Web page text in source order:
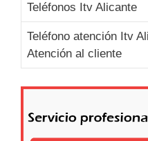
Teléfonos Itv Alicante
Teléfono atención Itv
Atención al cliente